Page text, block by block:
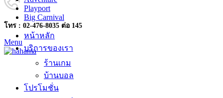
โทร : 02-476-8035 ต่อ 145
Menu
Playport
Big Carnival
หน้าหลัก
บริการของเรา
ร้านเกม
บ้านบอล
โปรโมชั่น